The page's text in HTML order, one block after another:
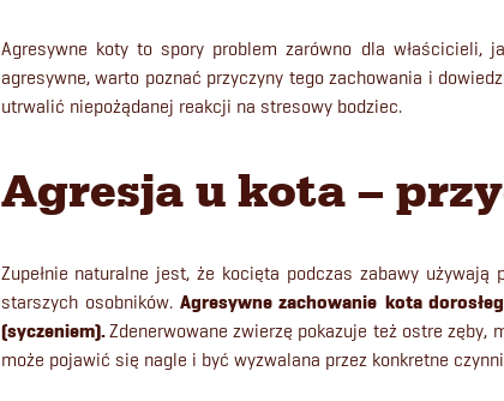
Agresywne koty to spory problem zarówno dla właścicieli,
agresywne, warto poznać przyczyny tego zachowania i
utrwalić niepożądanej reakcji na stresowy bodziec.
Agresja u kota –
Zupełnie naturalne jest, że kocięta podczas zabawy
starszych osobników. Agresywne zachowanie kota
(syczeniem).Zdenerwowane zwierzę pokazuje też ostre zęby,
może pojawić się nagle i być wyzwalana przez konkretne